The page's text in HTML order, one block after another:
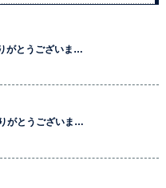
がとうございま…
がとうございま…